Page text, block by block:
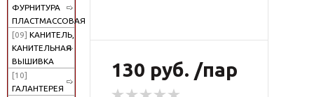
ФУРНИТУРА
ПЛАСТМАССОВАЯ
[09] КАНИТЕЛЬ,
КАНИТЕЛЬНАЯ
ВЫШИВКА
[10]
ГАЛАНТЕРЕЯ
130 руб. /пар